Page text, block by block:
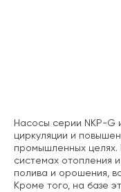
Насосы серии NKP-G
циркуляции и
промышленных целях.
системах отопления
полива и орошения,
Кроме того, на базе